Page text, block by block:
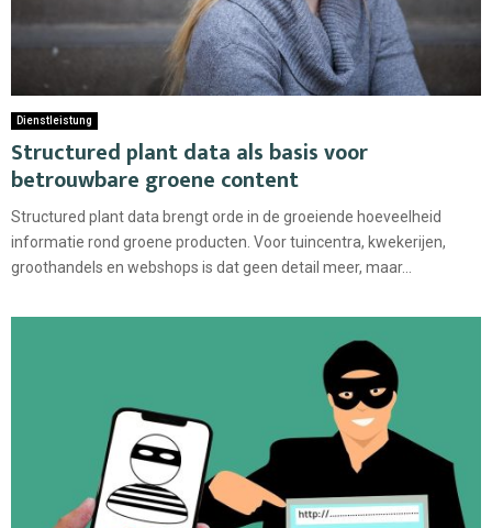
Dienstleistung
Structured plant data als basis voor
betrouwbare groene content
Structured plant data brengt orde in de groeiende hoeveelheid
informatie rond groene producten. Voor tuincentra, kwekerijen,
groothandels en webshops is dat geen detail meer, maar...